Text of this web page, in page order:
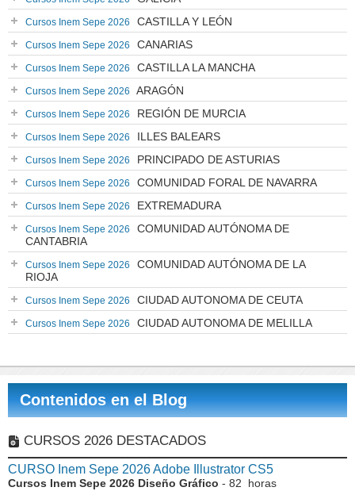
Cursos Inem Sepe 2026 CASTILLA Y LEÓN
Cursos Inem Sepe 2026 CANARIAS
Cursos Inem Sepe 2026 CASTILLA LA MANCHA
Cursos Inem Sepe 2026 ARAGÓN
Cursos Inem Sepe 2026 REGIÓN DE MURCIA
Cursos Inem Sepe 2026 ILLES BALEARS
Cursos Inem Sepe 2026 PRINCIPADO DE ASTURIAS
Cursos Inem Sepe 2026 COMUNIDAD FORAL DE NAVARRA
Cursos Inem Sepe 2026 EXTREMADURA
Cursos Inem Sepe 2026
COMUNIDAD AUTÓNOMA DE
CANTABRIA
Cursos Inem Sepe 2026
COMUNIDAD AUTÓNOMA DE LA
RIOJA
Cursos Inem Sepe 2026 CIUDAD AUTONOMA DE CEUTA
Cursos Inem Sepe 2026 CIUDAD AUTONOMA DE MELILLA
Contenidos en el Blog
CURSOS 2026 DESTACADOS
CURSO Inem Sepe 2026 Adobe Illustrator CS5
Cursos Inem Sepe 2026 Diseño Gráfico - 82 horas